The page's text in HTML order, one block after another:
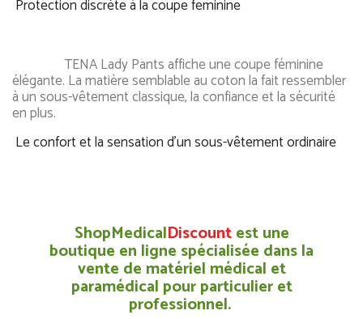
Protection discrète à la coupe feminine
TENA Lady Pants affiche une coupe féminine
élégante. La matière semblable au coton la fait ressembler
à un sous-vêtement classique, la confiance et la sécurité
en plus.
Le confort et la sensation d'un sous-vêtement ordinaire
ShopMedicalDiscountest une
boutique en ligne spécialisée dans la
vente de matériel médical et
paramédical pour particulier et
professionnel.